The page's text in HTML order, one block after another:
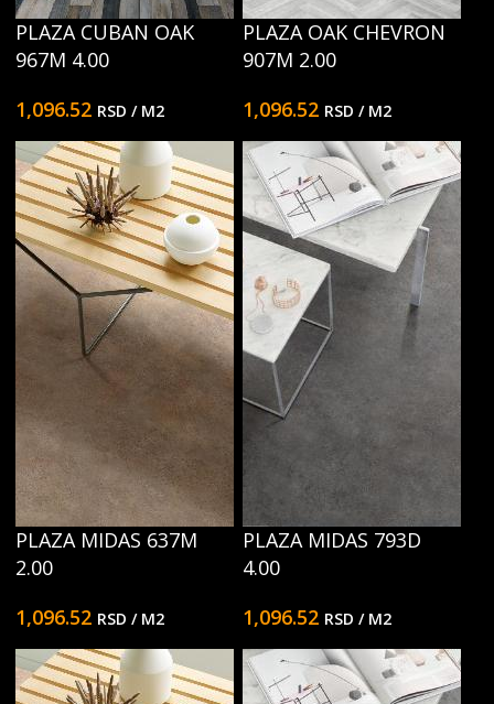
PLAZA CUBAN OAK
967M 4.00
1,096.52 RSD / M2
PLAZA OAK CHEVRON
907M 2.00
1,096.52 RSD / M2
PLAZA MIDAS 637M
2.00
1,096.52 RSD / M2
PLAZA MIDAS 793D
4.00
1,096.52 RSD / M2